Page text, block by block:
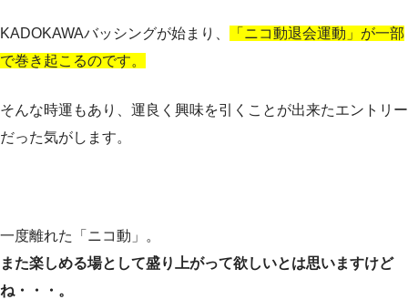
KADOKAWAバッシングが始まり、
「ニコ動退会運動」が一部
で巻き起こるのです。
そんな時運もあり、運良く興味を引くことが出来たエントリー
だった気がします。
一度離れた「ニコ動」。
また楽しめる場として盛り上がって欲しいとは思いますけど
ね・・・。